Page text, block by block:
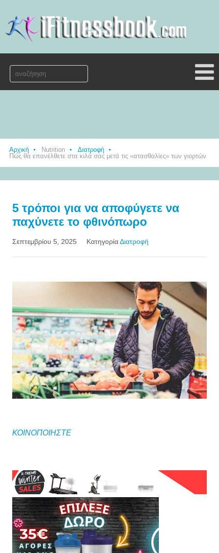
Αρχική Nutrition
Διατροφή
Πώς θα επανέλθετε στα κιλά σας μετά τις «ατασθαλίες» των γιορτών
5 τρόποι για να αποφύγετε να
παχύνετε το φθινόπωρο
Σεπτεμβρίου 5, 2025 ΚατηγορίαΔιατροφή
ΚΟΙΝΟΠΟΙΗΣΤΕ